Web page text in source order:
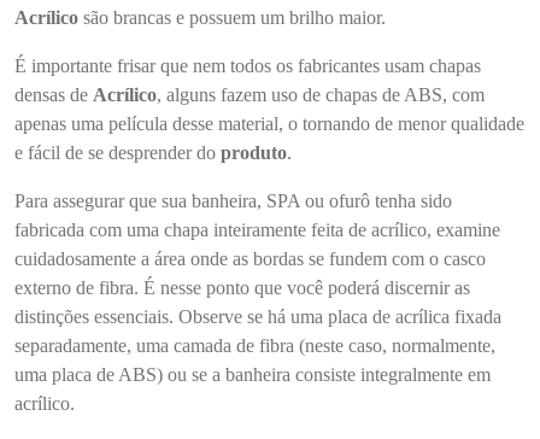
Acrílico são brancas e possuem um brilho maior.
É importante frisar que nem todos os fabricantes usam chapas
densas de Acrílico, alguns fazem uso de chapas de ABS, com
apenas uma película desse material, o tornando de menor qualidade
e fácil de se desprender do produto.
Para assegurar que sua banheira, SPA ou ofurô tenha sido
fabricada com uma chapa inteiramente feita de acrílico, examine
cuidadosamente a área onde as bordas se fundem com o casco
externo de fibra. É nesse ponto que você poderá discernir as
distinções essenciais. Observe se há uma placa de acrílica fixada
separadamente, uma camada de fibra (neste caso, normalmente,
uma placa de ABS) ou se a banheira consiste integralmente em
acrílico.